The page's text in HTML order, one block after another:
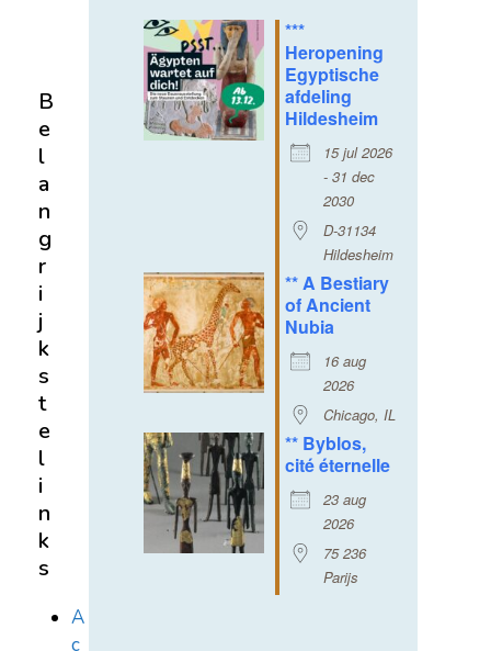
***
Heropening
Egyptische
afdeling
Hildesheim
15 jul 2026
- 31 dec
2030
D-31134
Hildesheim
** A Bestiary
of Ancient
Nubia
16 aug
2026
Chicago, IL
** Byblos,
cité éternelle
23 aug
2026
75 236
Parijs
B
e
l
a
n
g
r
i
j
k
s
t
e
l
i
n
k
s
A
c